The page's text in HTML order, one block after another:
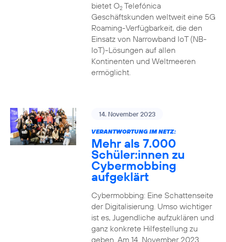
bietet O2Telefónica
Geschäftskunden weltweit eine 5G
Roaming-Verfügbarkeit, die den
Einsatz von Narrowband IoT (NB-
IoT)-Lösungen auf allen
Kontinenten und Weltmeeren
ermöglicht.
14. November 2023
VERANTWORTUNG IM NETZ:
Mehr als 7.000
Schüler:innen zu
Cybermobbing
aufgeklärt
Cybermobbing: Eine Schattenseite
der Digitalisierung. Umso wichtiger
ist es, Jugendliche aufzuklären und
ganz konkrete Hilfestellung zu
geben. Am 14. November 2023